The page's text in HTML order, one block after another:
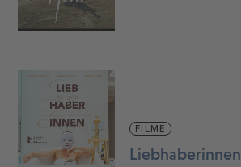
FILME
Liebhaberinnen